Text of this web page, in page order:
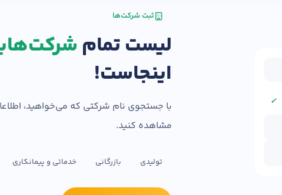
ثبت شرکت‌ها
لیست تمام
اینجاست!
با جستجوی نام شرکتی که می‌خواهید،
مشاهده کنید.
تولیدی بازرگانی خدماتی و پیمانکاری
✓
استخدام و شروع کار حسابداری
تدریس کار آفرینی